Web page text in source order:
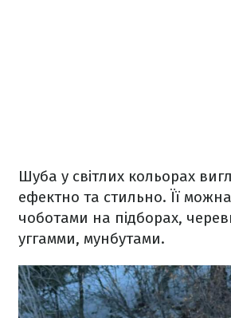
Шуба у світлих кольорах
ефектно та стильно. Її
чоботами на підборах,
уггамми, мунбутами.